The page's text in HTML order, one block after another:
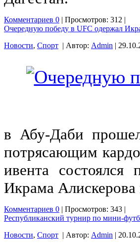
Комментариев 0 | Просмотров: 312 |
Очередную победу в UFC одержал
Новости, Спорт | Автор: Admin |
в Абу-Даби
потрясающим
ивента состоялся
Икрама Алискерова
Комментариев 0 | Просмотров: 343 |
Республиканский турнир по мини-
Новости, Спорт | Автор: Admin |